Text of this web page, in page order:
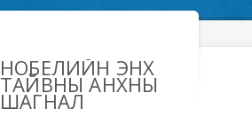
НОБЕЛИЙН ЭНХ
ТАЙВНЫ АНХНЫ
ШАГНАЛ